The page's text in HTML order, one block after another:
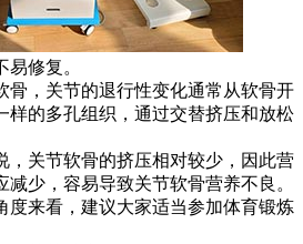
修复。
骨，关节的退行性变化通常从软骨开
样的多孔组织，通过交替挤压和放松
，关节软骨的挤压相对较少，因此营
少，容易导致关节软骨营养不良。
度来看，建议大家适当参加体育锻炼